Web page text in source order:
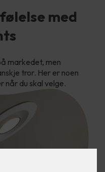
med
markedet, men
tror. Her er noen
når du skal velge.